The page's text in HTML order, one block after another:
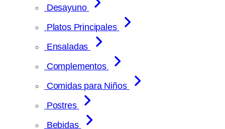
Desayuno
Platos Principales
Ensaladas
Complementos
Comidas para Niños
Postres
Bebidas